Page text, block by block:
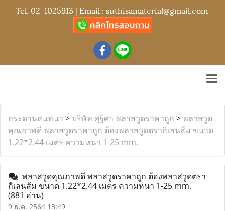
Tel. 02-1025913 | Email : suthisamaterial@gmail.com
กระดานสนทนา >บริษัท ศุฐิศา พลาสวูดราคาถูก >พลาสวูด
คุณภาพดี พลาสวูดราคาถูก ต้องพลาสวูดตรากิเลนส้ม ขนาด
1.22*2.44 เมตร ความหนา 1-25 mm.
พลาสวูดคุณภาพดี พลาสวูดราคาถูก ต้องพลาสวูดตรา
กิเลนส้ม ขนาด 1.22*2.44 เมตร ความหนา 1-25 mm.
(881 อ่าน)
9 ธ.ค. 2564 13:49